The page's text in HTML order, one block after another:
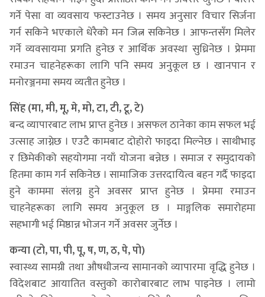
गर्ने पेसा वा व्यवसाय फस्टाउनेछ । समय अनुसार विचार सिर्जना
गर्न सकिने भएकाले धेरैको मन जित्न सकिनेछ । आफन्तसँग मिलेर
गर्ने व्यवसायमा प्रगति हुनेछ र आर्थिक अवस्था सुध्रिनेछ । प्रेममा
रमाउन चाहनेहरूका लागि पनि समय अनुकूल छ । खानपान र
मनोरञ्जनमा समय व्यतीत हुनेछ ।
सिंह (मा, मी, मू, मे, मो, टा, टी, टू, टे)
बन्द व्यापारबाट लाभ प्राप्त हुनेछ । असफल ठानेका काम सफल भई
उत्साह जाग्नेछ । एउटै कामबाट दोहोरो फाइदा मिल्नेछ । साथीभाइ
र छिमेकीको सहयोगमा नयाँ योजना बन्नेछ । समाज र समुदायको
हितमा काम गर्न सकिनेछ । सामाजिक उत्तरदायित्व बहन गर्दै फाइदा
हुने काममा संलग्न हुने अवसर प्राप्त हुनेछ । प्रेममा रमाउन
चाहनेहरूका लागि समय अनुकूल छ । माङ्गलिक समारोहमा
सहभागी भई मिष्ठान्न भोजन गर्ने अवसर जुर्नेछ ।
कन्या (टो, पा, पी, पू, ष, ण, ठ, पे, पो)
स्वास्थ्य सामग्री तथा औषधीजन्य सामानको व्यापारमा वृद्धि हुनेछ ।
विदेशबाट आयातित वस्तुको कारोबारबाट लाभ पाइनेछ । लामो